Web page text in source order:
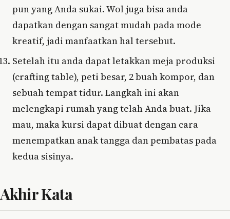
pun yang Anda sukai. Wol juga bisa anda
dapatkan dengan sangat mudah pada mode
kreatif, jadi manfaatkan hal tersebut.
Setelah itu anda dapat letakkan meja produksi
(crafting table), peti besar, 2 buah kompor, dan
sebuah tempat tidur. Langkah ini akan
melengkapi rumah yang telah Anda buat. Jika
mau, maka kursi dapat dibuat dengan cara
menempatkan anak tangga dan pembatas pada
kedua sisinya.
Akhir Kata